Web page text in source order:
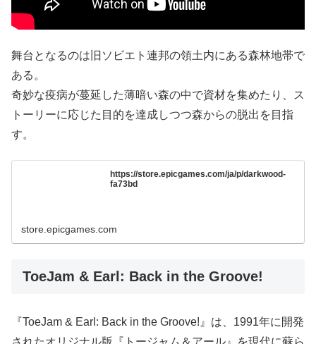
舞台となるのは旧ソビエト連邦の領土内にある森林地帯で
ある。
奇妙な疫病が蔓延した薄暗い森の中で資材を集めたり、ス
トーリーに応じた目的を達成しつつ森からの脱出を目指
す。
https://store.epicgames.com/ja/p/darkwood-
fa73bd
store.epicgames.com
ToeJam & Earl: Back in the Groove!
『ToeJam & Earl: Back in the Groove!』は、1991年に開発
されたオリジナル版『トージャム＆アール』を現代に蘇ら